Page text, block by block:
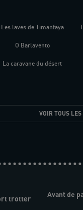
Les laves de Timanfaya
O Barlavento
La caravane du désert
VOIR TOUS LES
trotter
Avant de